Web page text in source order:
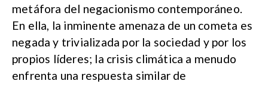
metáfora del negacionismo contemporáneo.
En ella, la inminente amenaza de un cometa es
negada y trivializada por la sociedad y por los
propios líderes; la crisis climática a menudo
enfrenta una respuesta similar de